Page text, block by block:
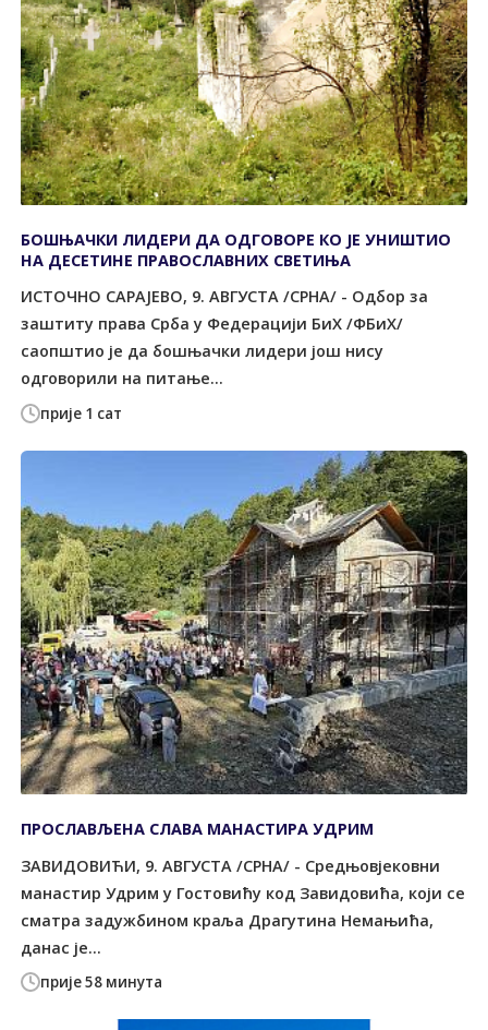
прије 1 сат
БОШЊАЧКИ ЛИДЕРИ ДА ОДГОВОРЕ КО ЈЕ УНИШТИО
НА ДЕСЕТИНЕ ПРАВОСЛАВНИХ СВЕТИЊА
ИСТОЧНО САРАЈЕВО, 9. АВГУСТА /СРНА/ - Одбор за
заштиту права Срба у Федерацији БиХ /ФБиХ/
саопштио је да бошњачки лидери још нису
одговорили на питање...
прије 58 минута
ПРОСЛАВЉЕНА СЛАВА МАНАСТИРА УДРИМ
ЗАВИДОВИЋИ, 9. АВГУСТА /СРНА/ - Средњовјековни
манастир Удрим у Гостовићу код Завидовића, који се
сматра задужбином краља Драгутина Немањића,
данас је...